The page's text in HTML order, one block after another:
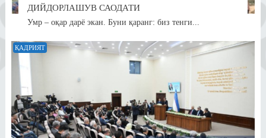
ДИЙДОРЛАШУВ САОДАТИ
Умр – оқар дарё экан. Буни қаранг: биз тенги...
ҚАДРИЯТ